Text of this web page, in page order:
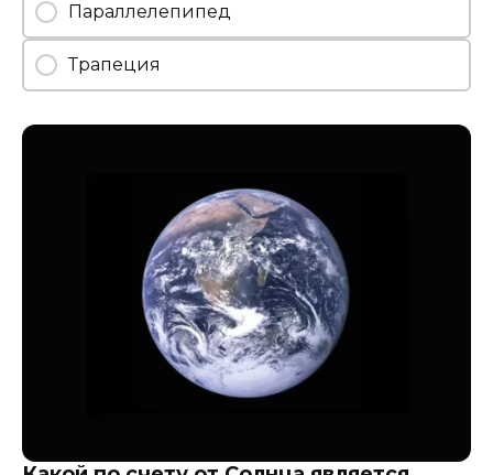
Параллелепипед
Трапеция